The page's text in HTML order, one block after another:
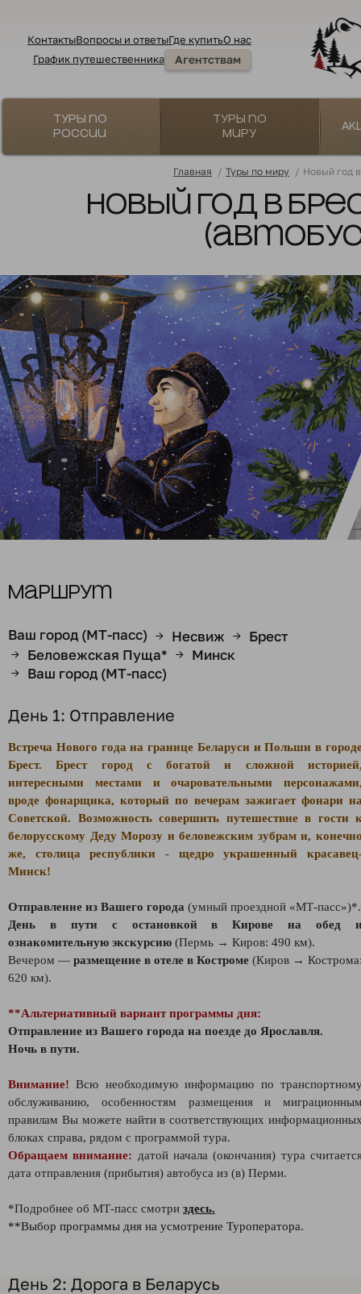
КонтактыВопросы и ответыГде купитьО нас
График путешественника
Агентствам
Туры по
России
Туры по
миру
Главная / Туры по миру / Новый год
Новый год в
(автобус
Маршрут
Ваш город (МТ-пасс) → Несвиж → Брест
→ Беловежская Пуща* → Минск
→ Ваш город (МТ-пасс)
День 1: Отправление
Встреча Нового года на границе Беларуси и Польши в
Брест. Брест город с богатой и сложной
интересными местами и очаровательными
вроде фонарщика, который по вечерам зажигает фонари
Советской. Возможность совершить путешествие в гости
белорусскому Деду Морозу и беловежским зубрам и,
же, столица республики - щедро украшенный
Минск!
Отправление из Вашего города (умный проездной «МТ-пасс»)*.
День в пути с остановкой в Кирове на обед
ознакомительную экскурсию (Пермь → Киров: 490 км).
Вечером — размещение в отеле в Костроме (Киров →
620 км).
**Альтернативный вариант программы дня:
Отправление из Вашего города на поезде до Ярославля.
Ночь в пути.
Внимание!Всю необходимую информацию по
обслуживанию, особенностям размещения и
правилам Вы можете найти в соответствующих
блоках справа, рядом с программой тура.
Обращаем внимание: датой начала (окончания) тура
дата отправления (прибытия) автобуса из (в) Перми.
*Подробнее об МТ-пасс смотри здесь.
**Выбор программы дня на усмотрение Туроператора.
День 2: Дорога в Беларусь